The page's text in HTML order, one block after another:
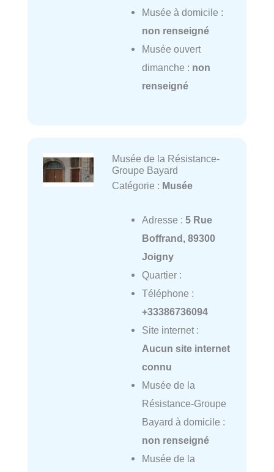
Musée à domicile :
non renseigné
Musée ouvert
dimanche : non
renseigné
Musée de la Résistance-
Groupe Bayard
Catégorie : Musée
Adresse : 5 Rue
Boffrand, 89300
Joigny
Quartier :
Téléphone :
+33386736094
Site internet :
Aucun site internet
connu
Musée de la
Résistance-Groupe
Bayard à domicile :
non renseigné
Musée de la